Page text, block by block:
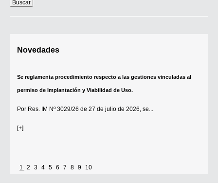
este
sitio:
Novedades
Se reglamenta procedimiento respecto a las gestiones vinculadas al
permiso de Implantación y Viabilidad de Uso.
Por Res. IM Nº 3029/26 de 27 de julio de 2026, se...
[+]
1 2 3 4 5 6 7 8 9 10